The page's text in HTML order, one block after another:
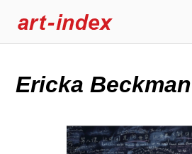
Ericka Beckman